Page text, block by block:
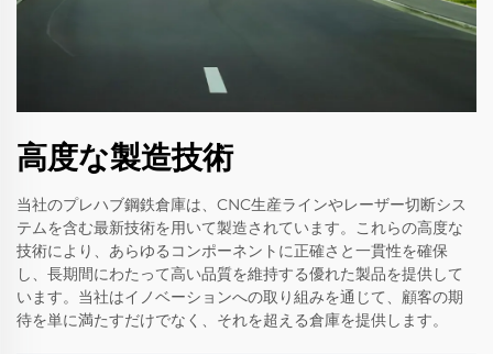
高度な製造技術
当社のプレハブ鋼鉄倉庫は、CNC生産ラインやレーザー切断シス
テムを含む最新技術を用いて製造されています。これらの高度な
技術により、あらゆるコンポーネントに正確さと一貫性を確保
し、長期間にわたって高い品質を維持する優れた製品を提供して
います。当社はイノベーションへの取り組みを通じて、顧客の期
待を単に満たすだけでなく、それを超える倉庫を提供します。